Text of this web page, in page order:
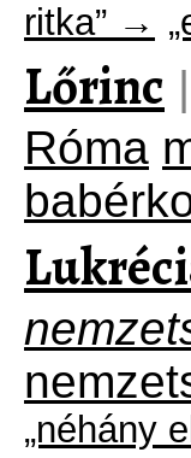
ritka” →
Lőrinc |
Róma
„néhány